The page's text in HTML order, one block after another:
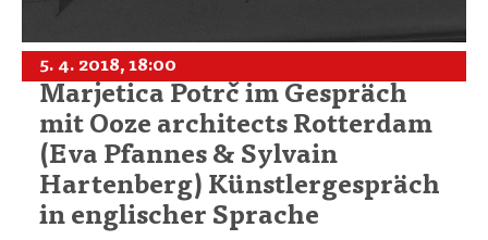
5. 4. 2018, 18:00
Marjetica Potrč im Gespräch
mit Ooze architects Rotterdam
(Eva Pfannes & Sylvain
Hartenberg) Künstlergespräch
in englischer Sprache